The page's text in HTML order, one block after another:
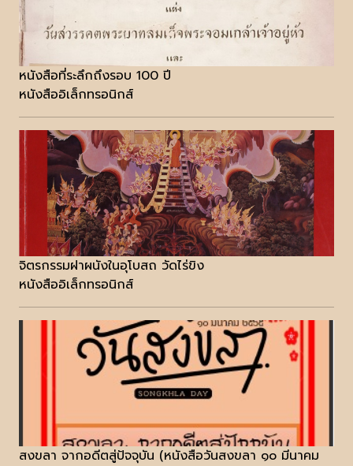
หนังสือที่ระลึกถึงรอบ 100 ปี
หนังสืออิเล็กทรอนิกส์
จิตรกรรมฝาผนังในอุโบสถ วัดไร่ขิง
หนังสืออิเล็กทรอนิกส์
สงขลา จากอดีตสู่ปัจจุบัน (หนังสือวันสงขลา ๑๐ มีนาคม